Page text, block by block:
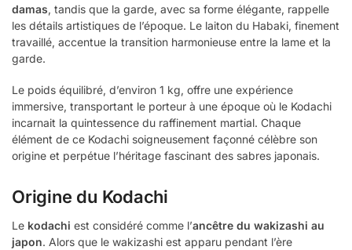
damas, tandis que la garde, avec sa forme élégante, rappelle
les détails artistiques de l’époque. Le laiton du Habaki, finement
travaillé, accentue la transition harmonieuse entre la lame et la
garde.
Le poids équilibré, d’environ 1 kg, offre une expérience
immersive, transportant le porteur à une époque où le Kodachi
incarnait la quintessence du raffinement martial. Chaque
élément de ce Kodachi soigneusement façonné célèbre son
origine et perpétue l’héritage fascinant des sabres japonais.
Origine du Kodachi
Le kodachi est considéré comme l’ancêtre du wakizashi au
japon. Alors que le wakizashi est apparu pendant l’ère